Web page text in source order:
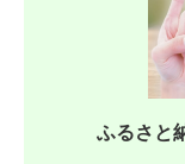
ふるさと